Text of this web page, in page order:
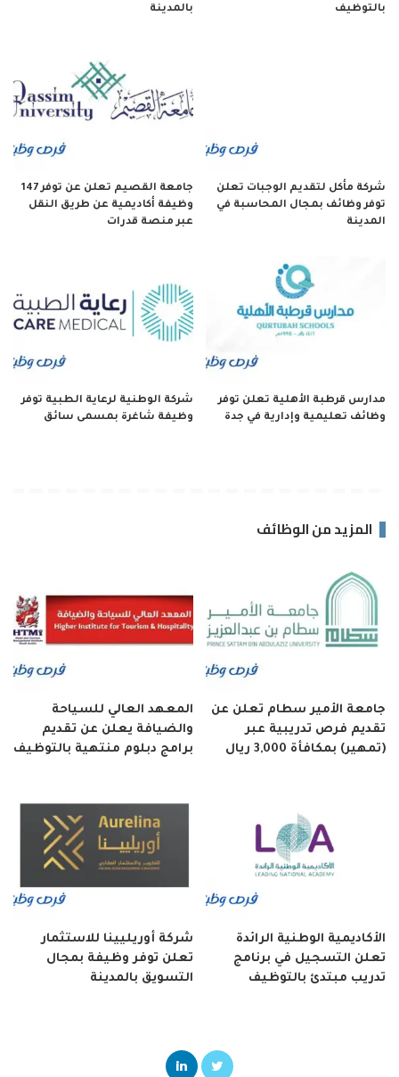
بالتوظيف
بالمدينة
شركة مأكل لتقديم الوجبات تعلن
توفر وظائف بمجال المحاسبة في
المدينة
جامعة القصيم تعلن عن توفر 147
وظيفة أكاديمية عن طريق النقل
عبر منصة قدرات
مدارس قرطبة الأهلية تعلن توفر
وظائف تعليمية وإدارية في جدة
شركة الوطنية لرعاية الطبية توفر
وظيفة شاغرة بمسمى سائق
المزيد من الوظائف
جامعة الأمير سطام تعلن عن
تقديم فرص تدريبية عبر
(تمهير) بمكافأة 3,000 ريال
المعهد العالي للسياحة
والضيافة يعلن عن تقديم
برامج دبلوم منتهية بالتوظيف
الأكاديمية الوطنية الرائدة
تعلن التسجيل في برنامج
تدريب مبتدئ بالتوظيف
شركة أوريليينا للاستثمار
تعلن توفر وظيفة بمجال
التسويق بالمدينة